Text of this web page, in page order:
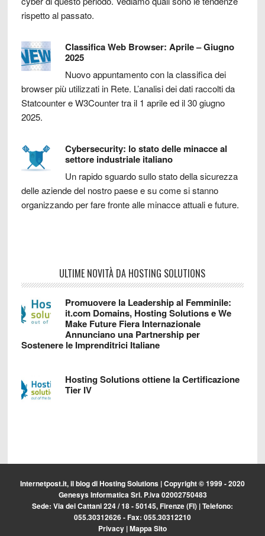
rispetto al passato.
Classifica Web Browser: Aprile – Giugno
2025
Nuovo appuntamento con la classifica dei
browser più utilizzati in Rete. L’analisi dei dati raccolti da
Statcounter e W3Counter tra il 1 aprile ed il 30 giugno
2025.
Cybersecurity: lo stato delle minacce al
settore industriale italiano
Un rapido sguardo sullo stato della sicurezza
delle aziende del nostro paese e su come si stanno
organizzando per fare fronte alle minacce attuali e future.
ULTIME NOVITÀ DA HOSTING SOLUTIONS
Promuovere la Leadership al Femminile:
it.com Domains, Hosting Solutions e We
Make Future Fiera Internazionale
Annunciano una Partnership per
Sostenere le Imprenditrici Italiane
Hosting Solutions ottiene la Certificazione
Tier IV
Internetpost.it, il blog diHosting Solutions | Copyright © 1999 - 2020
Genesys Informatica Srl. P.iva 02002750483
Sede: Via dei Cattani 224 / 18 - 50145, Firenze (FI) | Telefono:
055.30312626 - Fax: 055.30312210
Privacy |Mappa Sito